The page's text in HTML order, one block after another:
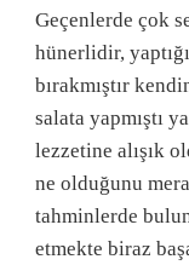
Geçenlerde çok
hünerlidir,
bırakmıştır
salata yapmıştı
lezzetine alışık
ne olduğunu
tahminlerde
etmekte biraz